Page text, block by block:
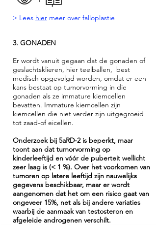
> Lees hier meer over falloplastie
3. GONADEN
Er wordt vanuit gegaan dat de gonaden of
geslachtsklieren, hier teelballen, best
medisch opgevolgd worden, omdat er een
kans bestaat op tumorvorming in die
gonaden als ze immature kiemcellen
bevatten. Immature kiemcellen zijn
kiemcellen die niet verder zijn uitgegroeid
tot zaad-of eicellen.
Onderzoek bij 5aRD-2 is beperkt, maar
toont aan dat tumorvorming op
kinderleeftijd en vóór de puberteit wellicht
zeer laag is (< 1 %). Over het voorkomen van
tumoren op latere leeftijd zijn nauwelijks
gegevens beschikbaar, maar er wordt
aangenomen dat het om een risico gaat van
ongeveer 15%, net als bij andere variaties
waarbij de aanmaak van testosteron en
afgeleide androgenen verschilt.